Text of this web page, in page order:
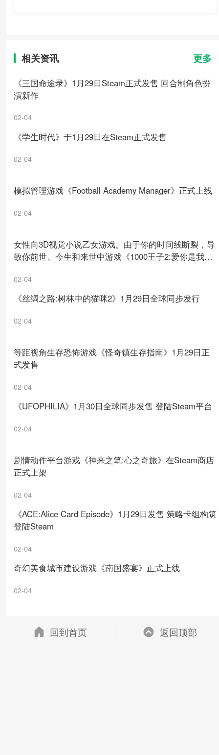
相关资讯 更多
《三国命途录》1月29日Steam正式发售 回合制角色扮
演新作
02-04
《学生时代》于1月29日在Steam正式发售
02-04
模拟管理游戏《Football Academy Manager》正式上线
02-04
女性向3D视觉小说乙女游戏。由于你的时间线断裂，导
致你前世、今生和来世中游戏《1000王子2:爱你是我的
02-04
《丝绸之路:树林中的猫咪2》1月29日全球同步发行
02-04
等距视角生存恐怖游戏《怪奇镇生存指南》1月29日正
式发售
02-04
《UFOPHILIA》1月30日全球同步发售 登陆Steam平台
02-04
剧情动作平台游戏《神来之笔:心之奇旅》在Steam商店
正式上架
02-04
《ACE:Alice Card Episode》1月29日发售 策略卡组构筑
登陆Steam
02-04
奇幻美食城市建设游戏《南国盛宴》正式上线
02-04
回到首页 返回顶部